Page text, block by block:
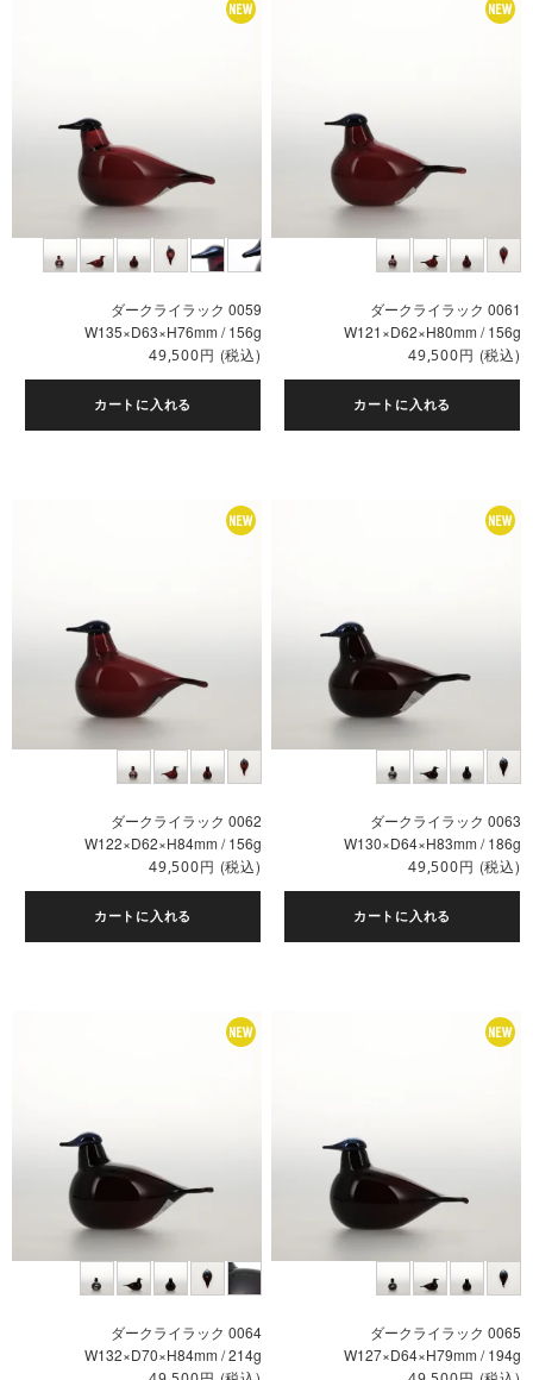
ダークライラック 0059
W135×D63×H76mm / 156g
49,500円 (税込)
カートに入れる
ダークライラック 0061
W121×D62×H80mm / 156g
49,500円 (税込)
カートに入れる
ダークライラック 0062
W122×D62×H84mm / 156g
49,500円 (税込)
カートに入れる
ダークライラック 0063
W130×D64×H83mm / 186g
49,500円 (税込)
カートに入れる
ダークライラック 0064
W132×D70×H84mm / 214g
ダークライラック 0065
W127×D64×H79mm / 194g